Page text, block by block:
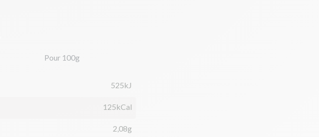
Pour 100g
525kJ
125kCal
2,08g